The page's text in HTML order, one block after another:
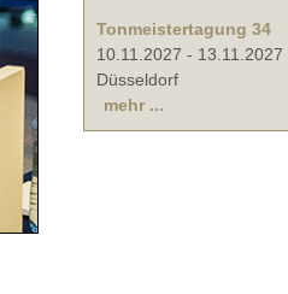
Tonmeistertagung 34
10.11.2027 - 13.11.2027
Düsseldorf
mehr ...